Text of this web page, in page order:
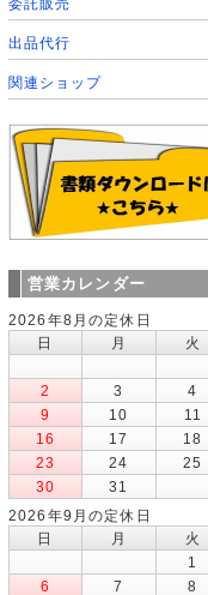
出品代行
関連ショップ
営業カレンダー
2026年8月の定休日
日
月 火
2
3 4
9
10 11
16
17 18
23
24 25
30
31
2026年9月の定休日
日
月 火
1
6
7 8